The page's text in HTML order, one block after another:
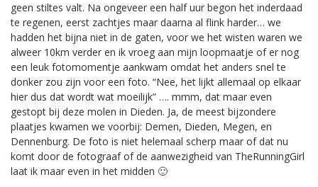
geen stiltes valt. Na ongeveer een half uur begon het inderdaad
te regenen, eerst zachtjes maar daarna al flink harder… we
hadden het bijna niet in de gaten, voor we het wisten waren we
alweer 10km verder en ik vroeg aan mijn loopmaatje of er nog
een leuk fotomomentje aankwam omdat het anders snel te
donker zou zijn voor een foto. “Nee, het lijkt allemaal op elkaar
hier dus dat wordt wat moeilijk” …. mmm, dat maar even
gestopt bij deze molen in Dieden. Ja, de meest bijzondere
plaatjes kwamen we voorbij: Demen, Dieden, Megen, en
Dennenburg. De foto is niet helemaal scherp maar of dat nu
komt door de fotograaf of de aanwezigheid van TheRunningGirl
laat ik maar even in het midden 🙂